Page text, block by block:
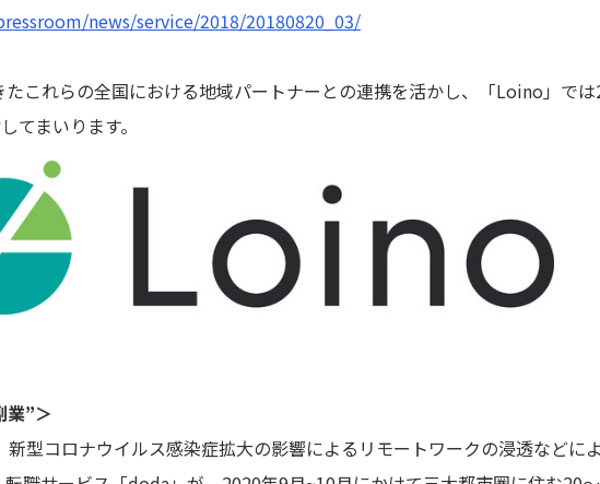
news/service/2018/20180820_03/
これらの全国における地域パートナーとの連携を活かし、「Loino」で
てまいります。
”＞
型コロナウイルス感染症拡大の影響によるリモートワークの浸透などに